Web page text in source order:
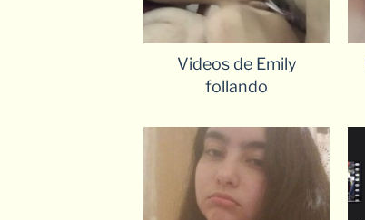
Videos de Emily
follando